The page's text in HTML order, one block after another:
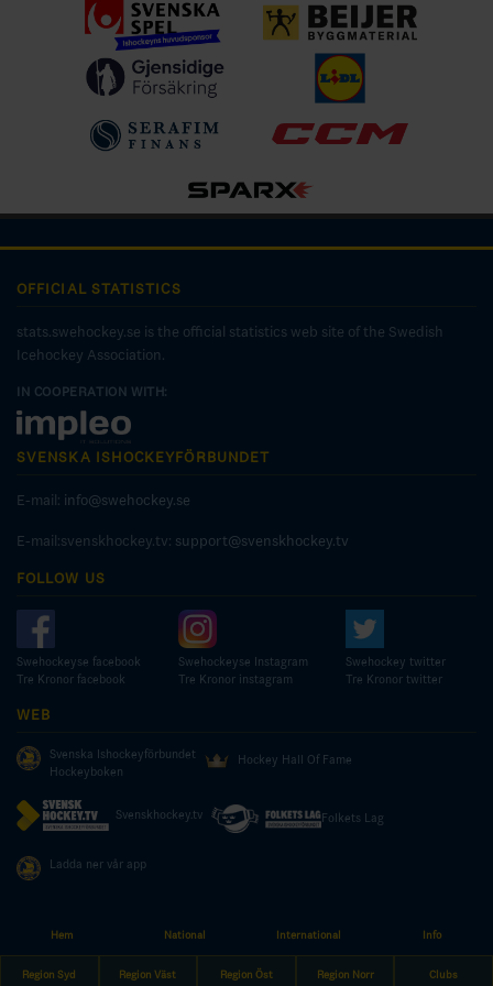
Hem National International Info
Region Syd Region Väst Region Öst Region Norr Clubs
OFFICIAL STATISTICS
stats.swehockey.se is the official statistics web site of the Swedish
Icehockey Association.
IN COOPERATION WITH:
SVENSKA ISHOCKEYFÖRBUNDET
E-mail: info@swehockey.se
E-mail:svenskhockey.tv: support@svenskhockey.tv
FOLLOW US
Swehockeyse facebook
Tre Kronor facebook
Swehockeyse Instagram
Tre Kronor instagram
Swehockey twitter
Tre Kronor twitter
WEB
Svenska Ishockeyförbundet
Hockeyboken
Hockey Hall Of Fame
Svenskhockey.tv Folkets Lag
Ladda ner vår app